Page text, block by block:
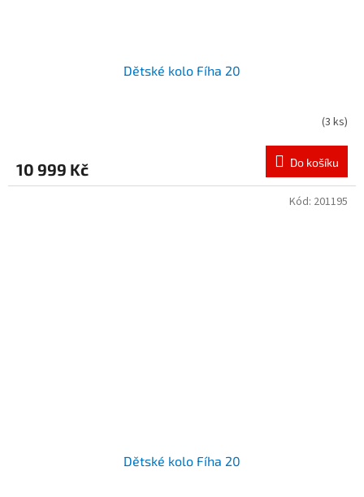
Dětské kolo Fíha 20
(3 ks)
10 999 Kč Do košíku
Dětské kolo Fíha 20
Kód: 201195